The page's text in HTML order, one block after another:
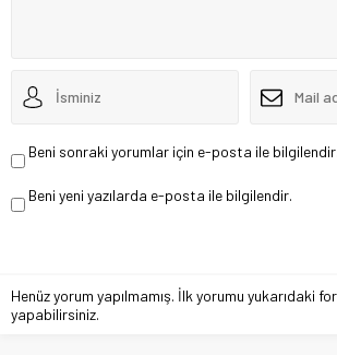
Beni sonraki yorumlar için e-posta ile bilgilendir.
Beni yeni yazılarda e-posta ile bilgilendir.
Henüz yorum yapılmamış. İlk yorumu yukarıdaki
yapabilirsiniz.